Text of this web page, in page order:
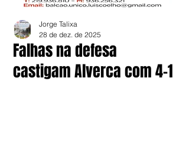
Falhas na defesa
castigam Alverca com 4-1
Jorge Talixa
28 de dez. de 2025